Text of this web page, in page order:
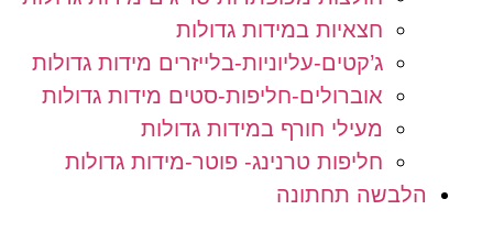
חצאיות במידות גדולות
ג’קטים-עליוניות-בלייזרים מידות גדולות
אוברולים-חליפות-סטים מידות גדולות
מעילי חורף במידות גדולות
חליפות טרנינג- פוטר-מידות גדולות
הלבשה תחתונה